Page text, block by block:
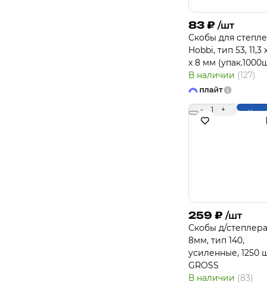
83 ₽ /шт
Скобы для
Hobbi, тип 53, 11,3
х 8 мм
В наличии (127)
- 1 +
259 ₽ /шт
Скобы д/
8мм, тип 140,
усиленные, 1250
GROSS
В наличии (83)